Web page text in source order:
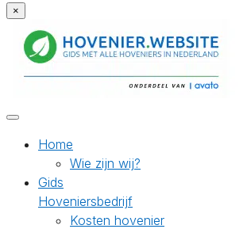
×
Home
Wie zijn wij?
Gids
Hoveniersbedrijf
Kosten hovenier